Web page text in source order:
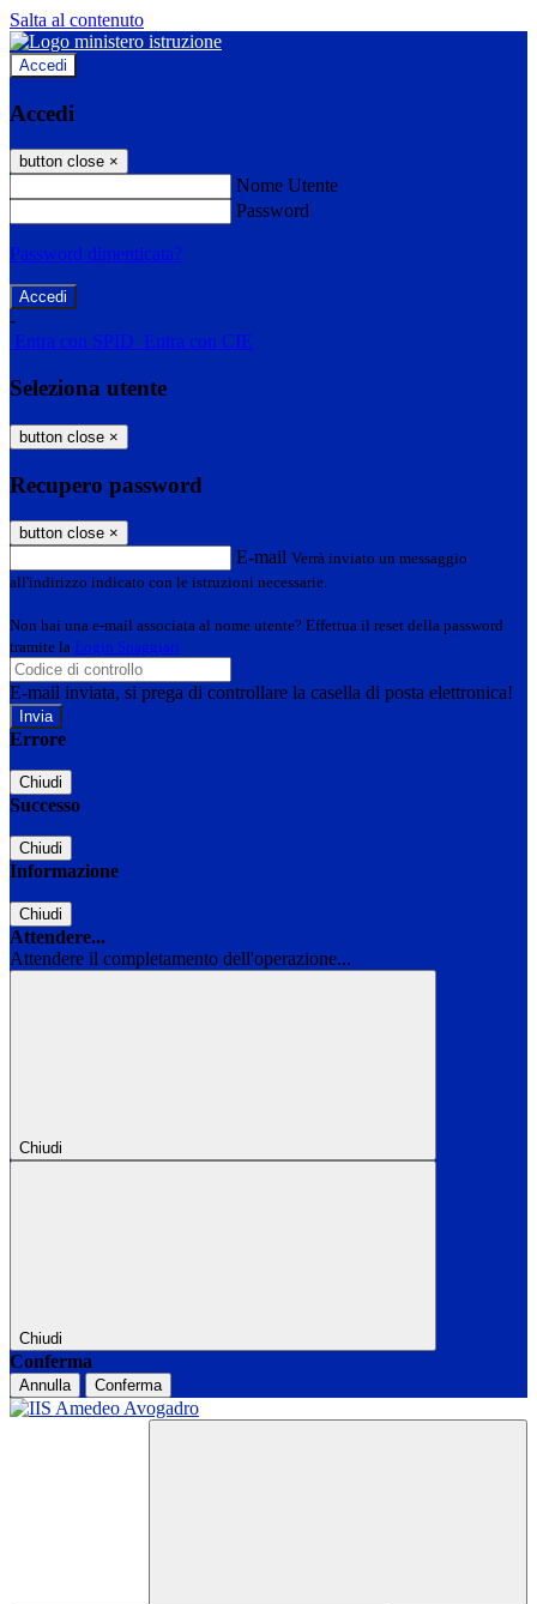
Salta al contenuto
Accedi
Accedi
button close ×
Nome Utente
Password
Password dimenticata?
-
Entra con SPID Entra con CIE
Seleziona utente
button close ×
Recupero password
button close ×
E-mail Verrà inviato un messaggio
all'indirizzo indicato con le istruzioni necessarie.
Non hai una e-mail associata al nome utente? Effettua il reset della password
tramite la Login Spaggiari
E-mail inviata, si prega di controllare la casella di posta elettronica!
Errore
Chiudi
Successo
Chiudi
Informazione
Chiudi
Attendere...
Attendere il completamento dell'operazione...
Chiudi
Chiudi
Conferma
Annulla Conferma